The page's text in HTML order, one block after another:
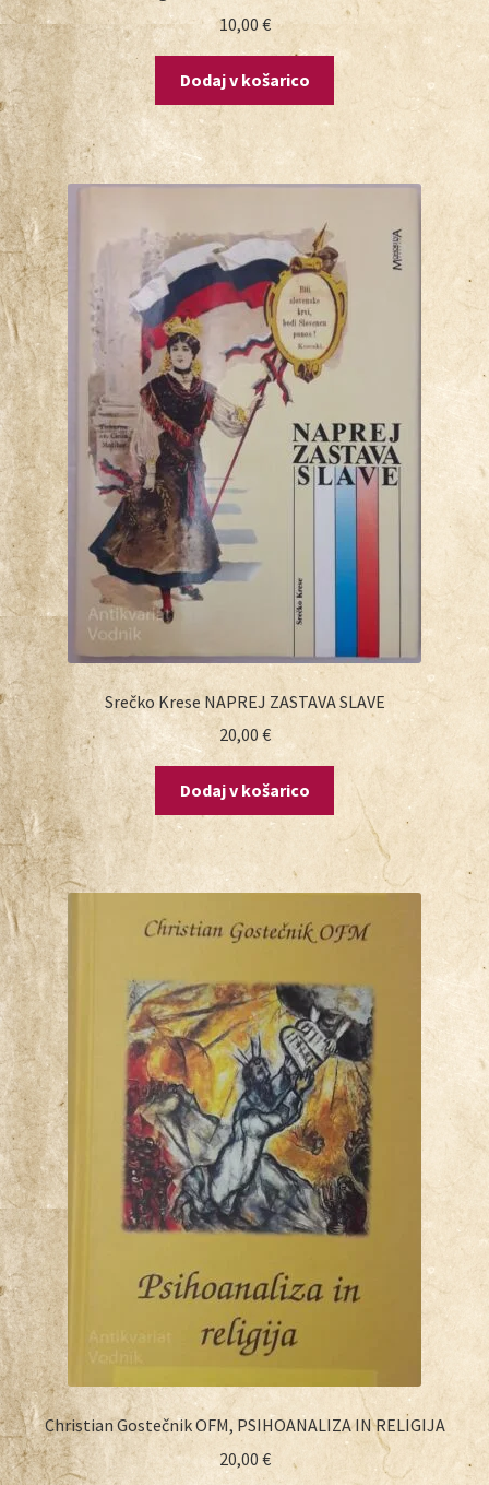
10,00 €
Dodaj v košarico
Srečko Krese NAPREJ ZASTAVA SLAVE
20,00 €
Dodaj v košarico
Christian Gostečnik OFM, PSIHOANALIZA IN RELIGIJA
20,00 €